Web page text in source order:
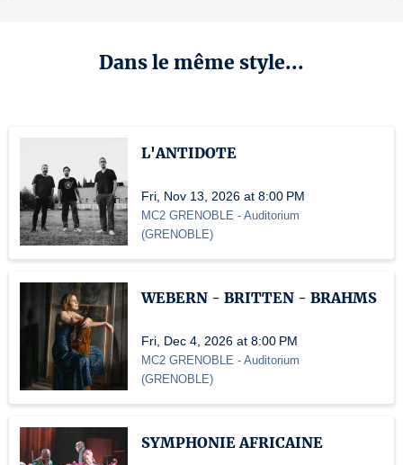
Dans le même style...
L'ANTIDOTE
Fri, Nov 13, 2026 at 8:00 PM
MC2 GRENOBLE - Auditorium
(GRENOBLE)
WEBERN - BRITTEN - BRAHMS
Fri, Dec 4, 2026 at 8:00 PM
MC2 GRENOBLE - Auditorium
(GRENOBLE)
SYMPHONIE AFRICAINE